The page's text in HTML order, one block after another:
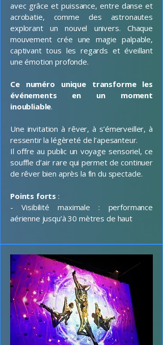
avec grâce et puissance, entre danse et
acrobatie, comme des astronautes
explorant un nouvel univers. Chaque
mouvement crée une magie palpable,
captivant tous les regards et éveillant
une émotion profonde.
Ce numéro unique transforme les
événements en un moment
inoubliable.
Une invitation à rêver, à s’émerveiller, à
ressentir la légèreté de l’apesanteur.
Il offre au public un voyage sensoriel, ce
souffle d’air rare qui permet de continuer
de rêver bien après la fin du spectacle.
Points forts :
- Visibilité maximale : performance
aérienne jusqu’à 30 mètres de haut